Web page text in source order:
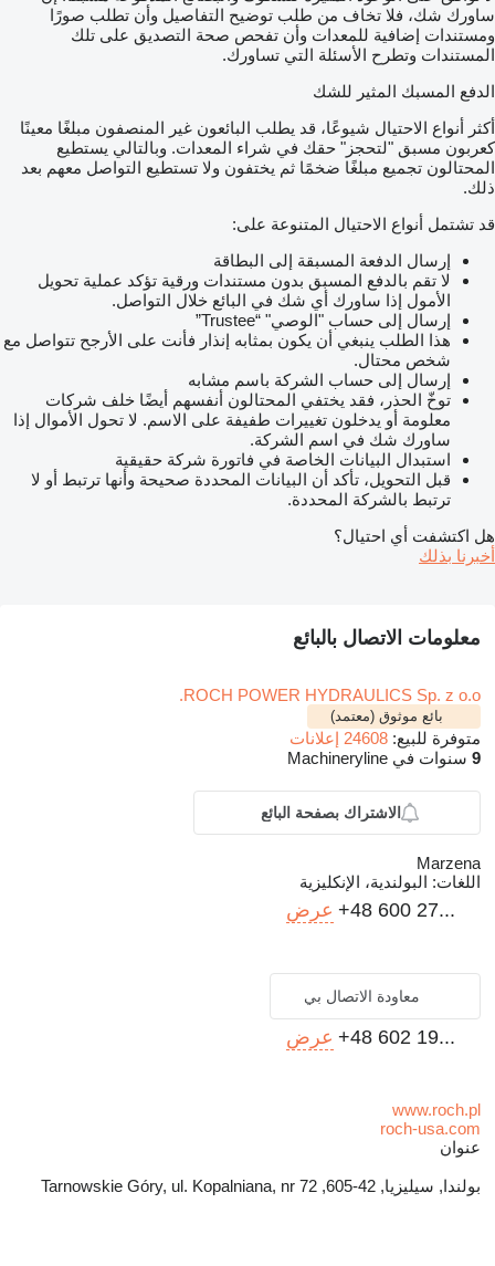
ساورك شك، فلا تخاف من طلب توضيح التفاصيل وأن تطلب صورًا
ومستندات إضافية للمعدات وأن تفحص صحة التصديق على تلك
المستندات وتطرح الأسئلة التي تساورك.
الدفع المسبك المثير للشك
أكثر أنواع الاحتيال شيوعًا، قد يطلب البائعون غير المنصفون مبلغًا معينًا
كعربون مسبق "لتحجز" حقك في شراء المعدات. وبالتالي يستطيع
المحتالون تجميع مبلغًا ضخمًا ثم يختفون ولا تستطيع التواصل معهم بعد
ذلك.
قد تشتمل أنواع الاحتيال المتنوعة على:
إرسال الدفعة المسبقة إلى البطاقة
لا تقم بالدفع المسبق بدون مستندات ورقية تؤكد عملية تحويل
الأمول إذا ساورك أي شك في البائع خلال التواصل.
إرسال إلى حساب "الوصي" “Trustee”
هذا الطلب ينبغي أن يكون بمثابه إنذار فأنت على الأرجح تتواصل مع
شخص محتال.
إرسال إلى حساب الشركة باسم مشابه
توخّ الحذر، فقد يختفي المحتالون أنفسهم أيضًا خلف شركات
معلومة أو يدخلون تغييرات طفيفة على الاسم. لا تحول الأموال إذا
ساورك شك في اسم الشركة.
استبدال البيانات الخاصة في فاتورة شركة حقيقية
قبل التحويل، تأكد أن البيانات المحددة صحيحة وأنها ترتبط أو لا
ترتبط بالشركة المحددة.
هل اكتشفت أي احتيال؟
أخبرنا بذلك
معلومات الاتصال بالبائع
ROCH POWER HYDRAULICS Sp. z o.o.
بائع موثوق (معتمد)
متوفرة للبيع: 24608 إعلانات
9 سنوات في Machineryline
الاشتراك بصفحة البائع
Marzena
اللغات: البولندية، الإنكليزية
+48 600 27... عرض
معاودة الاتصال بي
+48 602 19... عرض
www.roch.pl
roch-usa.com
عنوان
بولندا, سيليزيا, 42-605, Tarnowskie Góry, ul. Kopalniana, nr 72